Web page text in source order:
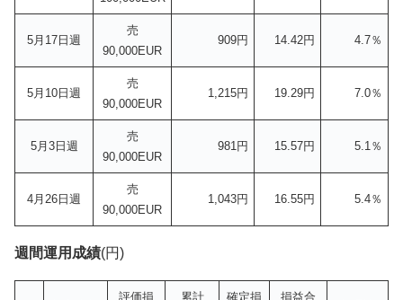
5月17日週
売
90,000EUR
909円 14.42円 4.7％
5月10日週
売
90,000EUR
1,215円 19.29円 7.0％
5月3日週
売
90,000EUR
981円 15.57円 5.1％
4月26日週
売
90,000EUR
1,043円 16.55円 5.4％
週間運用成績(円)
評価損
累計
確定損
損益合